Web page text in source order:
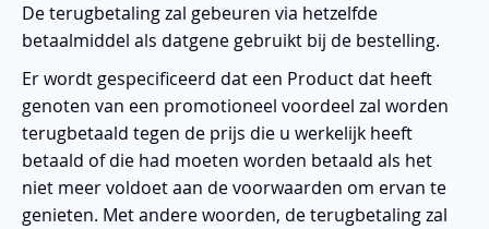
De terugbetaling zal gebeuren via hetzelfde
betaalmiddel als datgene gebruikt bij de bestelling.
Er wordt gespecificeerd dat een Product dat heeft
genoten van een promotioneel voordeel zal worden
terugbetaald tegen de prijs die u werkelijk heeft
betaald of die had moeten worden betaald als het
niet meer voldoet aan de voorwaarden om ervan te
genieten. Met andere woorden, de terugbetaling zal